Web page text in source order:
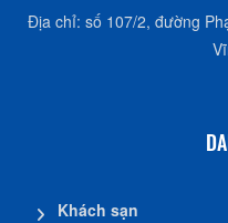
Địa chỉ: số 107/2, đường
Khách sạn